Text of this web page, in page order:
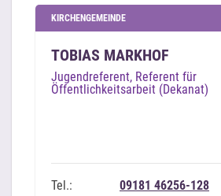
KIRCHENGEMEINDE
TOBIAS MARKHOF
Jugendreferent, Referent für
Öffentlichkeitsarbeit (Dekanat)
Tel.:
09181 46256-128